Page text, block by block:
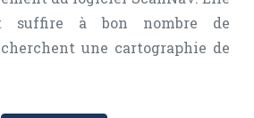
suffire à bon nombre de
une cartographie de